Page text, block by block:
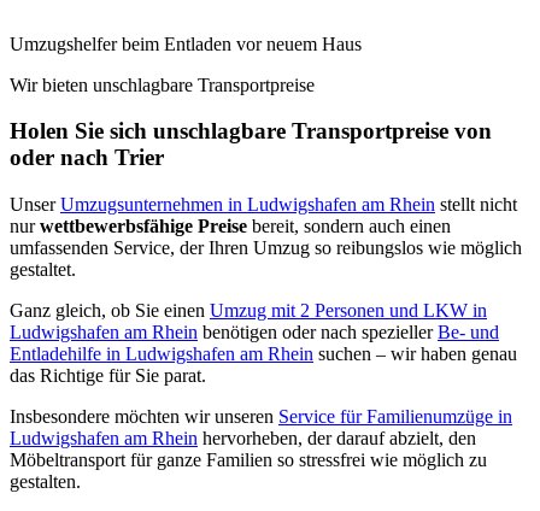
Umzugshelfer beim Entladen vor neuem Haus
Wir bieten unschlagbare Transportpreise
Holen Sie sich unschlagbare Transportpreise von
oder nach Trier
UnserUmzugsunternehmen in Ludwigshafen am Rhein stellt nicht
nurwettbewerbsfähige Preise bereit, sondern auch einen
umfassenden Service, der Ihren Umzug so reibungslos wie möglich
gestaltet.
Ganz gleich, ob Sie einen Umzug mit 2 Personen und LKW in
Ludwigshafen am Rhein benötigen oder nach speziellerBe- und
Entladehilfe in Ludwigshafen am Rhein suchen – wir haben genau
das Richtige für Sie parat.
Insbesondere möchten wir unseren Service für Familienumzüge in
Ludwigshafen am Rhein hervorheben, der darauf abzielt, den
Möbeltransport für ganze Familien so stressfrei wie möglich zu
gestalten.